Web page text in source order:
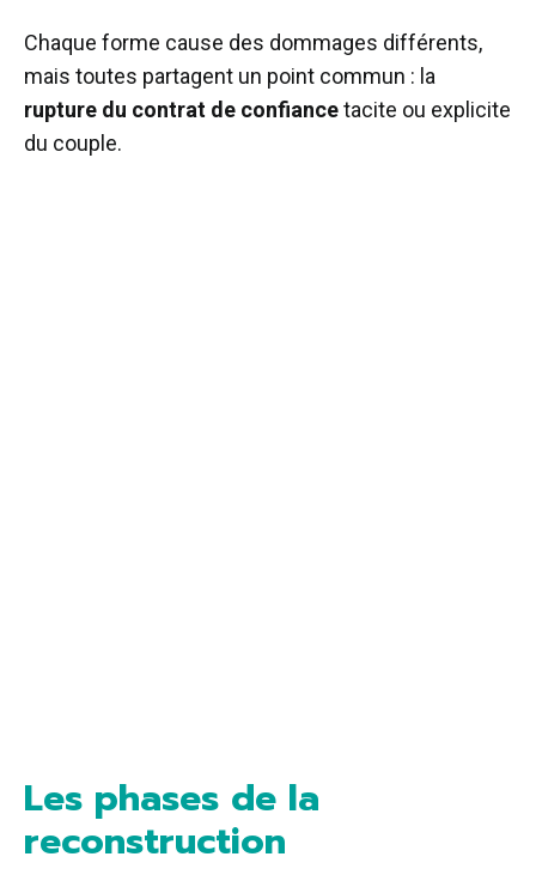
Chaque forme cause des dommages différents,
mais toutes partagent un point commun : la
rupture du contrat de confiancetacite ou explicite
du couple.
Les phases de la
reconstruction